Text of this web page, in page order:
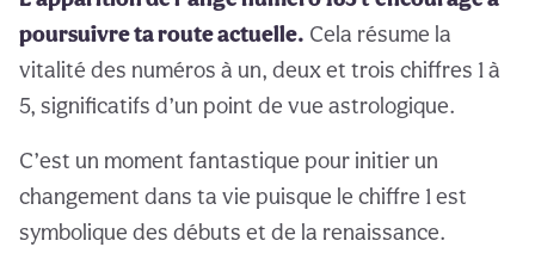
poursuivre ta route actuelle. Cela résume la
vitalité des numéros à un, deux et trois chiffres 1 à
5, significatifs d’un point de vue astrologique.
C’est un moment fantastique pour initier un
changement dans ta vie puisque le chiffre 1 est
symbolique des débuts et de la renaissance.